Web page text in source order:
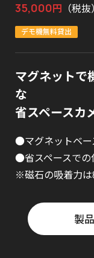
35,000円 （税抜）
デモ機無料貸出
マグネットで
な
省スペースカ
●マグネットベー
●省スペースでの
※磁石の吸着力は
製